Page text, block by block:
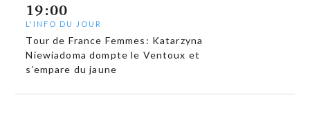
19:00
L'INFO DU JOUR
Tour de France Femmes: Katarzyna
Niewiadoma dompte le Ventoux et
s’empare du jaune